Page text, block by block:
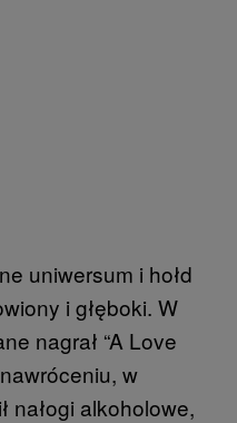
uniwersum i hołd
i głęboki. W
nagrał “A Love
w
nałogi alkoholowe,